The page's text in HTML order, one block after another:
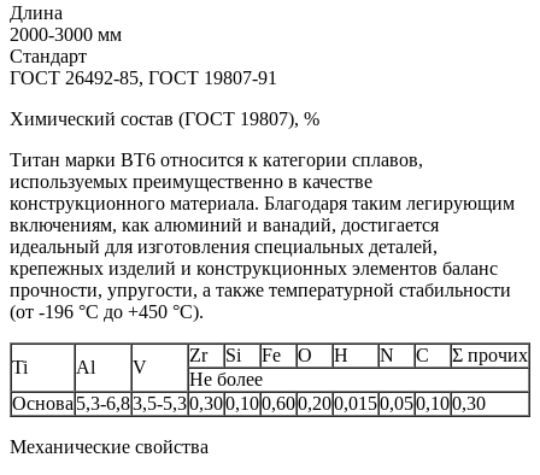
Длина
2000-3000 мм
Стандарт
ГОСТ 26492-85, ГОСТ 19807-91
Химический состав (ГОСТ 19807), %
Титан марки BT6 относится к категории сплавов,
используемых преимущественно в качестве
конструкционного материала. Благодаря таким легирующим
включениям, как алюминий и ванадий, достигается
идеальный для изготовления специальных деталей,
крепежных изделий и конструкционных элементов баланс
прочности, упругости, а также температурной стабильности
(от -196 °С до +450 °С).
Ti Al V
Zr Si Fe O H N C
Σ прочих
Не более
Основа 5,3-6,83,5-5,30,300,100,600,200,0150,050,100,30
Механические свойства